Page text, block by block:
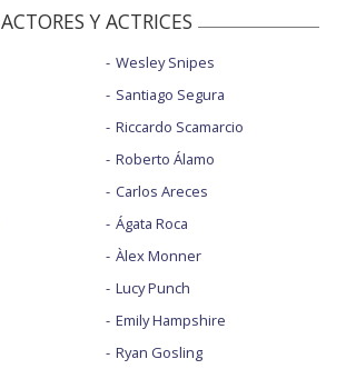
ACTORES Y ACTRICES
Wesley Snipes
Santiago Segura
Riccardo Scamarcio
Roberto Álamo
Carlos Areces
Ágata Roca
Àlex Monner
Lucy Punch
Emily Hampshire
Ryan Gosling